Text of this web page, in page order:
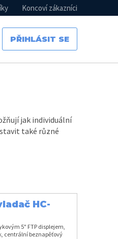
Koncoví zákazníci
PŘIHLÁSIT SE
jak individuální
také různé
HC-
5" FTP displejem,
centrální beznapěťový